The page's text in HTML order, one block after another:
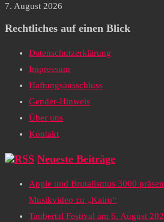
7. August 2026
Rechtliches auf einen Blick
Datenschutzerklärung
Impressum
Haftungsausschluss
Gender-Hinweis
Über uns
Kontakt
Neueste Beiträge
Apple und Brutalismus 3000
Musikvideo zu „Kairo“
Taubertal Festival am 6. August